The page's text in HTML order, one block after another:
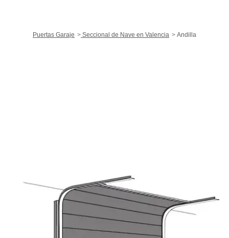
Puertas Garaje Seccional de Nave en Valencia Andilla